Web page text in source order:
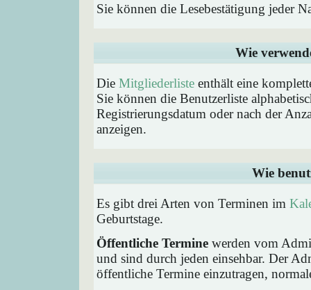
Sie können die Lesebestätigung jeder
Wie
Die Mitgliederliste enthält eine
Sie können die Benutzerliste
Registrierungsdatum oder nach der
anzeigen.
Wie
Es gibt drei Arten von Terminen im
Geburtstage.
Öffentliche Termine werden vom
und sind durch jeden einsehbar. Der
öffentliche Termine einzutragen,